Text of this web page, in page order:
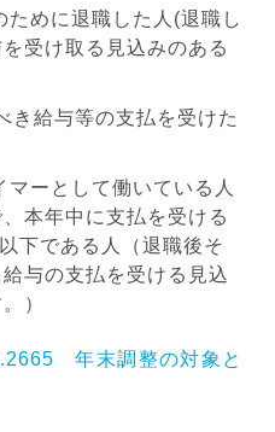
ために退職した人(退職し
受け取る見込みのある
き給与等の支払を受けた
マーとして働いている人
本年中に支払を受ける
下である人（退職後そ
与の支払を受ける見込
）
年末調整の対象と